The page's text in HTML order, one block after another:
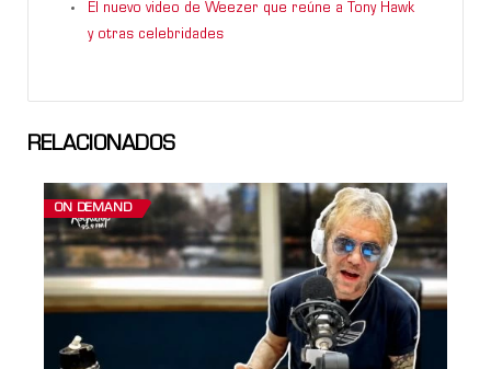
El nuevo video de Weezer que reúne a Tony Hawk
y otras celebridades
RELACIONADOS
ON DEMAND